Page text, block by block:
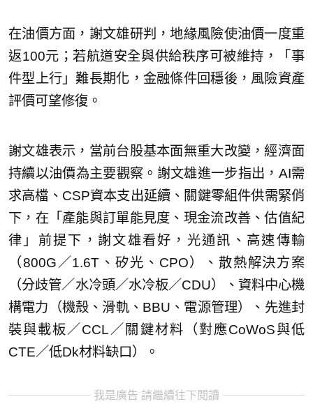
在油價方面，謝文雄研判，地緣風險使油價一度重
返100元；若航道安全與供給秩序可被維持，「事
件型上行」難長期化，金融條件回穩後，風險資產
評價可望修復。
謝文雄表示，當前台股基本面無重大改變，經濟面
持續以油價為主要觀察。謝文雄進一步指出，AI需
求高檔、CSP資本支出延續、關鍵零組件供需緊俏
下，在「產能與訂單能見度、現金流改善、估值紀
律」前提下，謝文雄看好，光通訊、高速傳輸
（800G／1.6T、矽光、CPO）、散熱解決方案
（分歧管／水冷頭／水冷板／CDU）、資料中心機
構電力（機殼、滑軌、BBU、電源管理）、先進封
裝與載板／CCL／關鍵材料（對應CoWoS與低
CTE／低Dk材料缺口）。
我是廣告 請繼續往下閱讀